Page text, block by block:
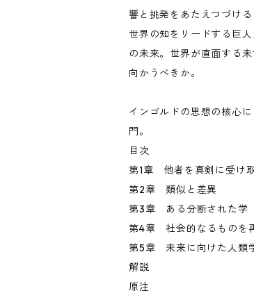
響と挑発をあたえつづける
世界の知をリードする巨
の未来。世界が直面する
向かうべきか。
インゴルドの思想の核心
門。
目次
第1章 他者を真剣に受け
第2章 類似と差異
第3章 ある分断された学
第4章 社会的なるものを
第5章 未来に向けた人類
解説
原注